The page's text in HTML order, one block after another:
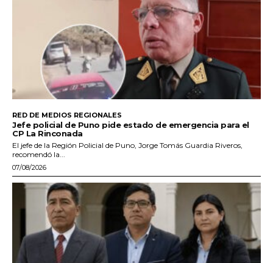
RED DE MEDIOS REGIONALES
Jefe policial de Puno pide estado de emergencia para el
CP La Rinconada
El jefe de la Región Policial de Puno, Jorge Tomás Guardia Riveros,
recomendó la...
07/08/2026